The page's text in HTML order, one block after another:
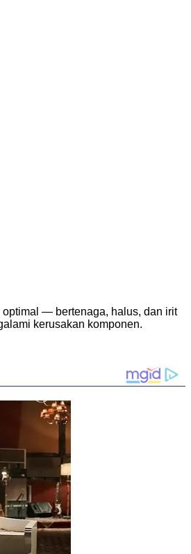
— bertenaga, halus, dan irit
kerusakan komponen.